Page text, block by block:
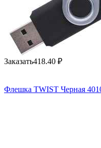
Заказать418.40 ₽
Флешка TWIST Черная